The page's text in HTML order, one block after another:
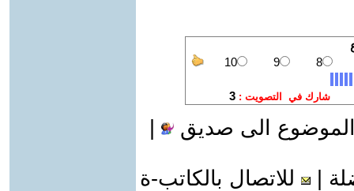
الى صديق
للاتصال بالكاتب-ة